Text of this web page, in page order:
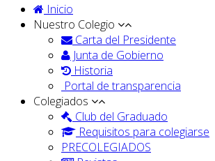
Inicio
Nuestro Colegio
Carta del Presidente
Junta de Gobierno
Historia
Portal de transparencia
Colegiados
Club del Graduado
Requisitos para colegiarse
PRECOLEGIADOS